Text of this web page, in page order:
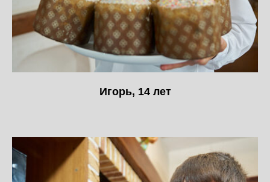
Игорь, 14 лет